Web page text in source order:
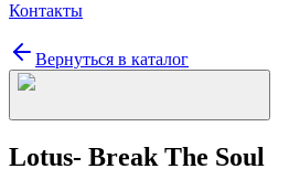
Контакты
Вернуться в каталог
Lotus- Break The Soul